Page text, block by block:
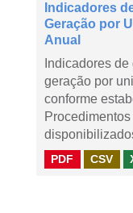
Indicadores
Geração por
Anual
Indicadores
geração por
conforme
PDF CSV